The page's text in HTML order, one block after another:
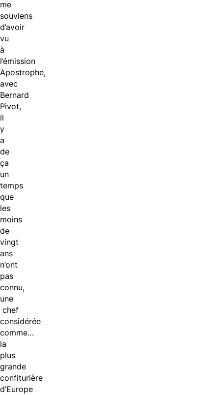
me
souviens
d’avoir
vu
à
l’émission
Apostrophe,
avec
Bernard
Pivot,
il
y
a
de
ça
un
temps
que
les
moins
de
vingt
ans
n’ont
pas
connu,
une
chef
considérée
comme…
la
plus
grande
confiturière
d’Europe